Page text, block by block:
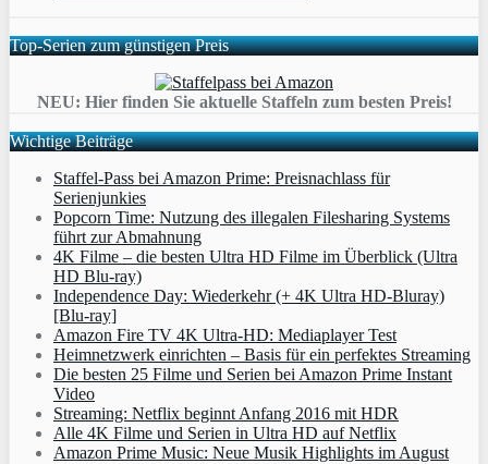
Top-Serien zum günstigen Preis
NEU: Hier finden Sie aktuelle Staffeln zum besten Preis!
Wichtige Beiträge
Staffel-Pass bei Amazon Prime: Preisnachlass für
Serienjunkies
Popcorn Time: Nutzung des illegalen Filesharing Systems
führt zur Abmahnung
4K Filme – die besten Ultra HD Filme im Überblick (Ultra
HD Blu-ray)
Independence Day: Wiederkehr (+ 4K Ultra HD-Bluray)
[Blu-ray]
Amazon Fire TV 4K Ultra-HD: Mediaplayer Test
Heimnetzwerk einrichten – Basis für ein perfektes Streaming
Die besten 25 Filme und Serien bei Amazon Prime Instant
Video
Streaming: Netflix beginnt Anfang 2016 mit HDR
Alle 4K Filme und Serien in Ultra HD auf Netflix
Amazon Prime Music: Neue Musik Highlights im August